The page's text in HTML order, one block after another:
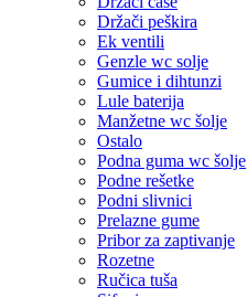
Držači peškira
Ek ventili
Genzle wc solje
Gumice i dihtunzi
Lule baterija
Manžetne wc šolje
Ostalo
Podna guma wc šolje
Podne rešetke
Podni slivnici
Prelazne gume
Pribor za zaptivanje
Rozetne
Ručica tuša